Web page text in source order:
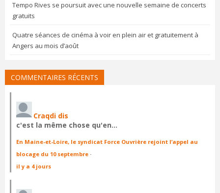
Tempo Rives se poursuit avec une nouvelle semaine de concerts
gratuits
Quatre séances de cinéma à voir en plein air et gratuitement à
Angers au mois d’août
COMMENTAIRES RÉCENTS
Craqdi dis
c'est la même chose qu'en…
En Maine-et-Loire, le syndicat Force Ouvrière rejoint l’appel au
blocage du 10 septembre ·
il y a 4 jours